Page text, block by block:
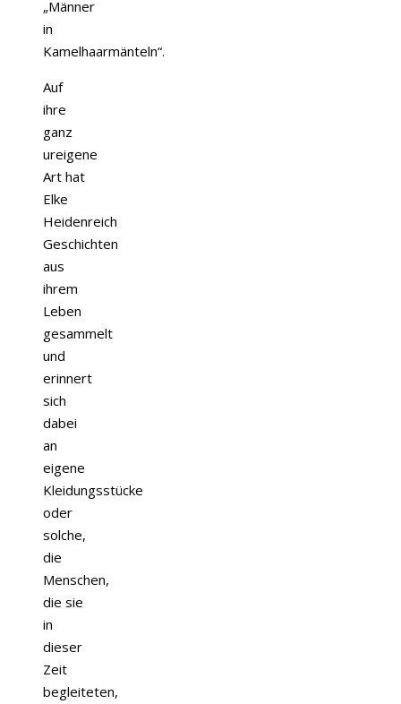
„Männer
in
Kamelhaarmänteln“.
Auf
ihre
ganz
ureigene
Art hat
Elke
Heidenreich
Geschichten
aus
ihrem
Leben
gesammelt
und
erinnert
sich
dabei
an
eigene
Kleidungsstücke
oder
solche,
die
Menschen,
die sie
in
dieser
Zeit
begleiteten,